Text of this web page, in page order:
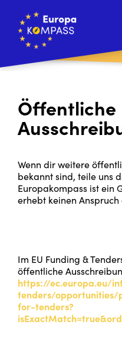
Öffentliche
Wenn dir weitere
bekannt sind, teile uns
Europakompass ist ein
erhebt keinen
Im EU Funding &
öffentliche
https://ec.europa.eu/
tenders/
for-tenders?